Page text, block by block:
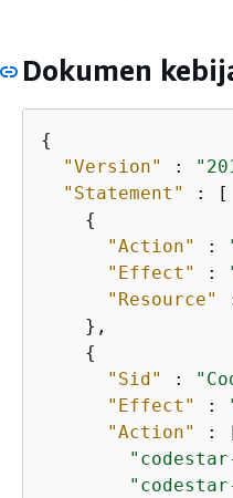
Dokumen
{
"Version"
:
"Statement"
: [
{
"Action"
:
"Effect"
:
"Resource"
    },
{
"Sid"
:
"Effect"
:
"Action"
: